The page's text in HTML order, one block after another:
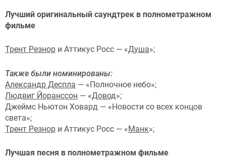
Лучший оригинальный саундтрек в полнометражном
фильме
Трент Резнор и Аттикус Росс — «Душа»;
Также были номинированы:
Александр Деспла — «Полночное небо»;
Людвиг Йоранссон — «Довод»;
Джеймс Ньютон Ховард — «Новости со всех концов
света»;
Трент Резнор и Аттикус Росс — «Манк»;
Лучшая песня в полнометражном фильме